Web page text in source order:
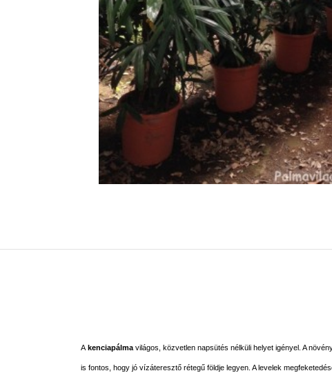
A kenciapálma világos, közvetlen napsütés nélküli helyet igényel. A
is fontos, hogy jó vízáteresztő rétegű földje legyen. A levelek